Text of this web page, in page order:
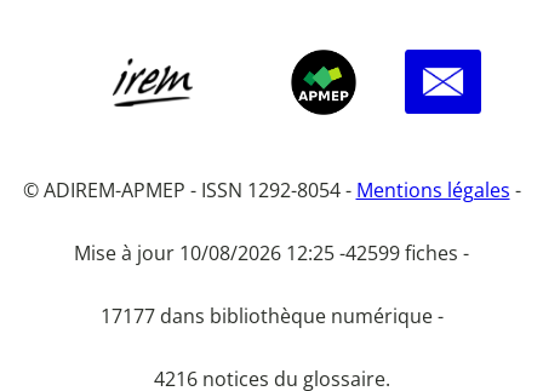
© ADIREM-APMEP - ISSN 1292-8054 - Mentions légales -
Mise à jour 10/08/2026 12:25 -42599 fiches -
17177 dans bibliothèque numérique -
4216 notices du glossaire.